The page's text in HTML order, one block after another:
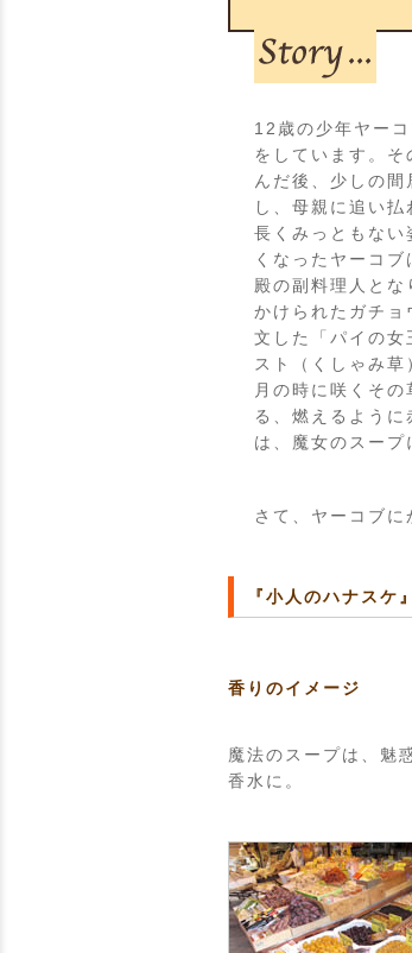
12歳の少年ヤー
をしています。
んだ後、少しの
し、母親に追い
長くみっともない
くなったヤーコ
殿の副料理人と
かけられたガチョ
文した「パイの女
スト（くしゃみ
月の時に咲くそ
る、燃えるよう
は、魔女のスープ
さて、ヤーコブ
『小人のハナスケ
香りのイメージ
魔法のスープは、魅
香水に。